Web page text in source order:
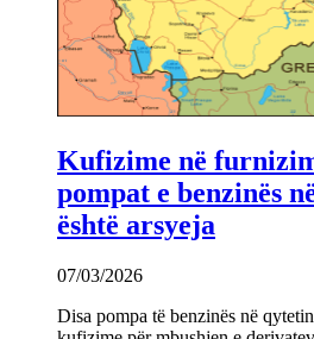
Kufizime në
pompat e benzinës
është arsyeja
07/03/2026
Disa pompa të benzinës në